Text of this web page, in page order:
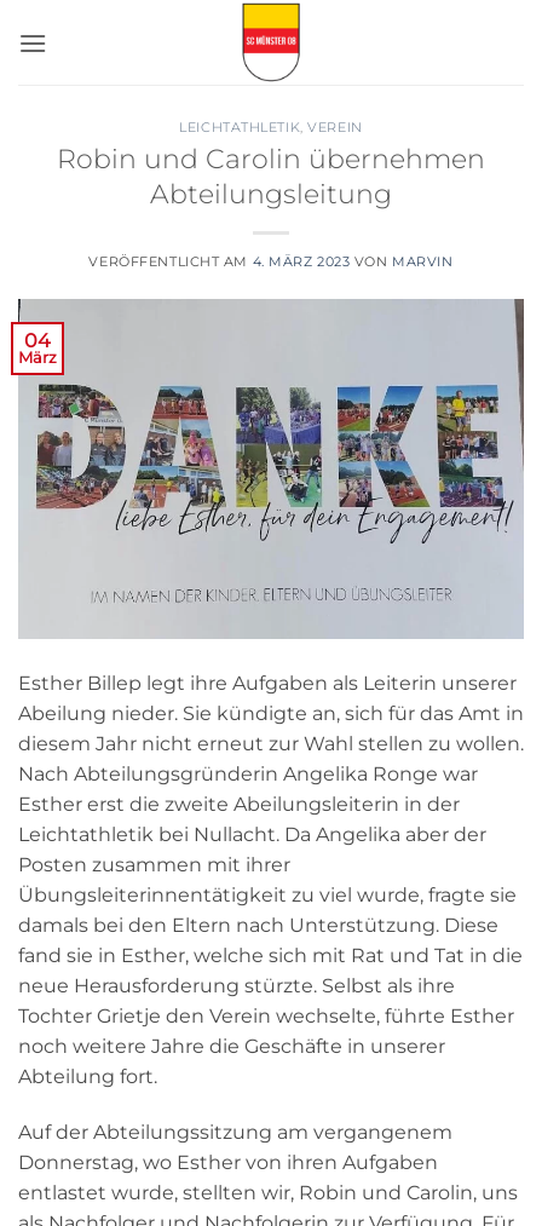
Inhalt
LEICHTATHLETIK,VEREIN
Robin und Carolin übernehmen
Abteilungsleitung
VERÖFFENTLICHT AM 4. MÄRZ 2023 VON MARVIN
04
März
Esther Billep legt ihre Aufgaben als Leiterin unserer
Abeilung nieder. Sie kündigte an, sich für das Amt in
diesem Jahr nicht erneut zur Wahl stellen zu wollen.
Nach Abteilungsgründerin Angelika Ronge war
Esther erst die zweite Abeilungsleiterin in der
Leichtathletik bei Nullacht. Da Angelika aber der
Posten zusammen mit ihrer
Übungsleiterinnentätigkeit zu viel wurde, fragte sie
damals bei den Eltern nach Unterstützung. Diese
fand sie in Esther, welche sich mit Rat und Tat in die
neue Herausforderung stürzte. Selbst als ihre
Tochter Grietje den Verein wechselte, führte Esther
noch weitere Jahre die Geschäfte in unserer
Abteilung fort.
Auf der Abteilungssitzung am vergangenem
Donnerstag, wo Esther von ihren Aufgaben
entlastet wurde, stellten wir, Robin und Carolin, uns